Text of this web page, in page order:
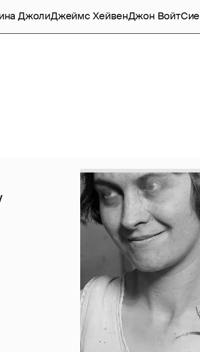
ДжолиДжеймс ХейвенДжон Войт